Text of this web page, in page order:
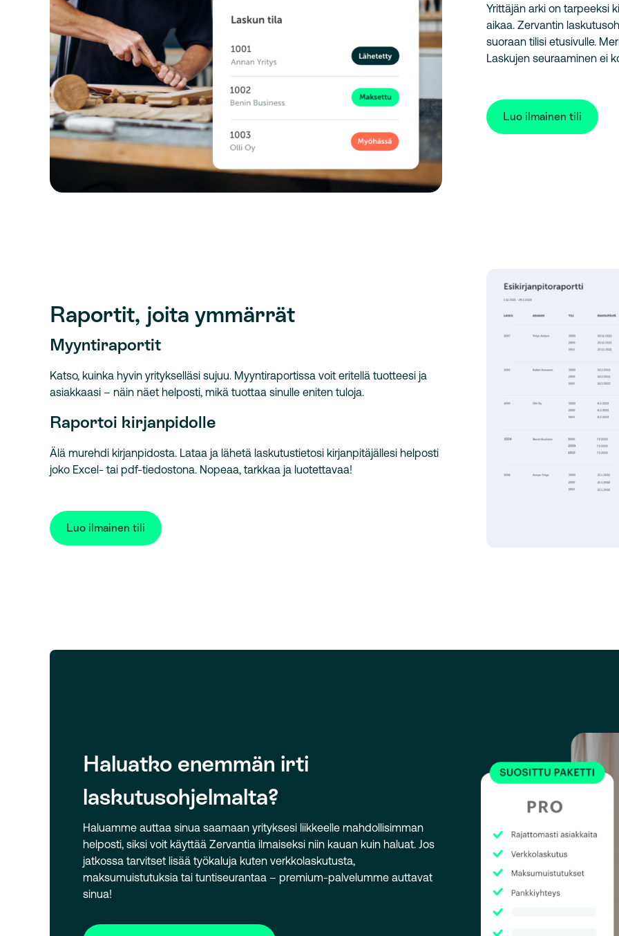
Yrittäjän arki on tarpeeksi
aikaa. Zervantin
suoraan tilisi etusivulle.
Laskujen seuraaminen ei
Luo ilmainen tili
Raportit, joita ymmärrät
Myyntiraportit
Katso, kuinka hyvin yritykselläsi sujuu. Myyntiraportissa voit eritellä tuotteesi ja
asiakkaasi – näin näet helposti, mikä tuottaa sinulle eniten tuloja.
Raportoi kirjanpidolle
Älä murehdi kirjanpidosta. Lataa ja lähetä laskutustietosi kirjanpitäjällesi helposti
joko Excel- tai pdf-tiedostona. Nopeaa, tarkkaa ja luotettavaa!
Luo ilmainen tili
Haluatko enemmän irti
laskutusohjelmalta?
Haluamme auttaa sinua saamaan yrityksesi liikkeelle mahdollisimman
helposti, siksi voit käyttää Zervantia ilmaiseksi niin kauan kuin haluat. Jos
jatkossa tarvitset lisää työkaluja kuten verkkolaskutusta,
maksumuistutuksia tai tuntiseurantaa – premium-palvelumme auttavat
sinua!